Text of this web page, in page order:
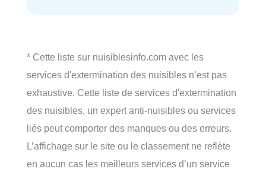
* Cette liste sur nuisiblesinfo.com avec les
services d'extermination des nuisibles n’est pas
exhaustive. Cette liste de services d'extermination
des nuisibles, un expert anti-nuisibles ou services
liés peut comporter des manques ou des erreurs.
L’affichage sur le site ou le classement ne reflète
en aucun cas les meilleurs services d’un service